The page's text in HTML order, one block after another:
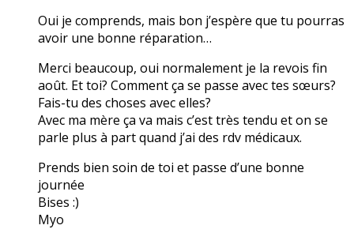
Oui je comprends, mais bon j’espère que tu pourras
avoir une bonne réparation…
Merci beaucoup, oui normalement je la revois fin
août. Et toi? Comment ça se passe avec tes sœurs?
Fais-tu des choses avec elles?
Avec ma mère ça va mais c’est très tendu et on se
parle plus à part quand j’ai des rdv médicaux.
Prends bien soin de toi et passe d’une bonne
journée
Bises :)
Myo